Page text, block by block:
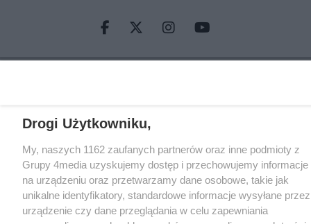
Facebook.com
X.comInstagram.com
Youtube.com
Drogi Użytkowniku,
My, naszych 1162 zaufanych partnerów oraz inne podmioty z
Grupy 4media uzyskujemy dostęp i przechowujemy informacje
na urządzeniu oraz przetwarzamy dane osobowe, takie jak
unikalne identyfikatory, standardowe informacje wysyłane przez
urządzenie czy dane przeglądania w celu zapewniania